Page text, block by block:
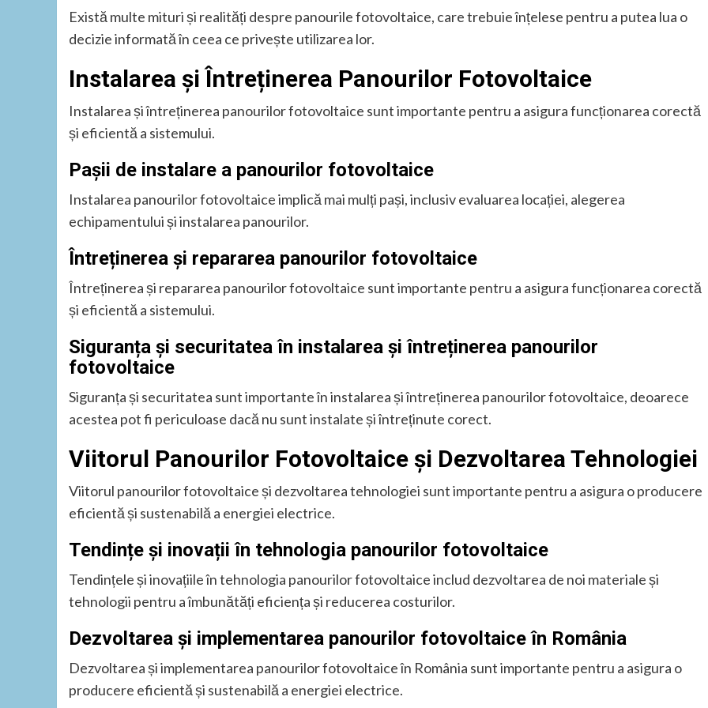
Există multe mituri și realități despre panourile fotovoltaice, care trebuie înțelese pentru a putea lua o
decizie informată în ceea ce privește utilizarea lor.
Instalarea și Întreținerea Panourilor Fotovoltaice
Instalarea și întreținerea panourilor fotovoltaice sunt importante pentru a asigura funcționarea corectă
și eficientă a sistemului.
Pașii de instalare a panourilor fotovoltaice
Instalarea panourilor fotovoltaice implică mai mulți pași, inclusiv evaluarea locației, alegerea
echipamentului și instalarea panourilor.
Întreținerea și repararea panourilor fotovoltaice
Întreținerea și repararea panourilor fotovoltaice sunt importante pentru a asigura funcționarea corectă
și eficientă a sistemului.
Siguranța și securitatea în instalarea și întreținerea panourilor
fotovoltaice
Siguranța și securitatea sunt importante în instalarea și întreținerea panourilor fotovoltaice, deoarece
acestea pot fi periculoase dacă nu sunt instalate și întreținute corect.
Viitorul Panourilor Fotovoltaice și Dezvoltarea Tehnologiei
Viitorul panourilor fotovoltaice și dezvoltarea tehnologiei sunt importante pentru a asigura o producere
eficientă și sustenabilă a energiei electrice.
Tendințe și inovații în tehnologia panourilor fotovoltaice
Tendințele și inovațiile în tehnologia panourilor fotovoltaice includ dezvoltarea de noi materiale și
tehnologii pentru a îmbunătăți eficiența și reducerea costurilor.
Dezvoltarea și implementarea panourilor fotovoltaice în România
Dezvoltarea și implementarea panourilor fotovoltaice în România sunt importante pentru a asigura o
producere eficientă și sustenabilă a energiei electrice.